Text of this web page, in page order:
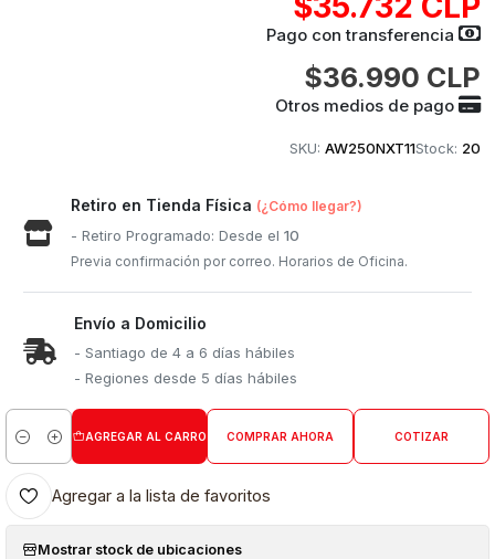
Pago con transferencia
$36.990 CLP
Otros medios de pago
SKU: AW250NXT11Stock: 20
Retiro en Tienda Física (¿Cómo llegar?)
- Retiro Programado: Desde el10
Previa confirmación por correo. Horarios de Oficina.
Envío a Domicilio
- Santiago de 4 a 6 días hábiles
- Regiones desde 5 días hábiles
Cantidad
AGREGAR AL CARRO COMPRAR AHORA COTIZAR
Agregar a la lista de favoritos
Mostrar stock de ubicaciones